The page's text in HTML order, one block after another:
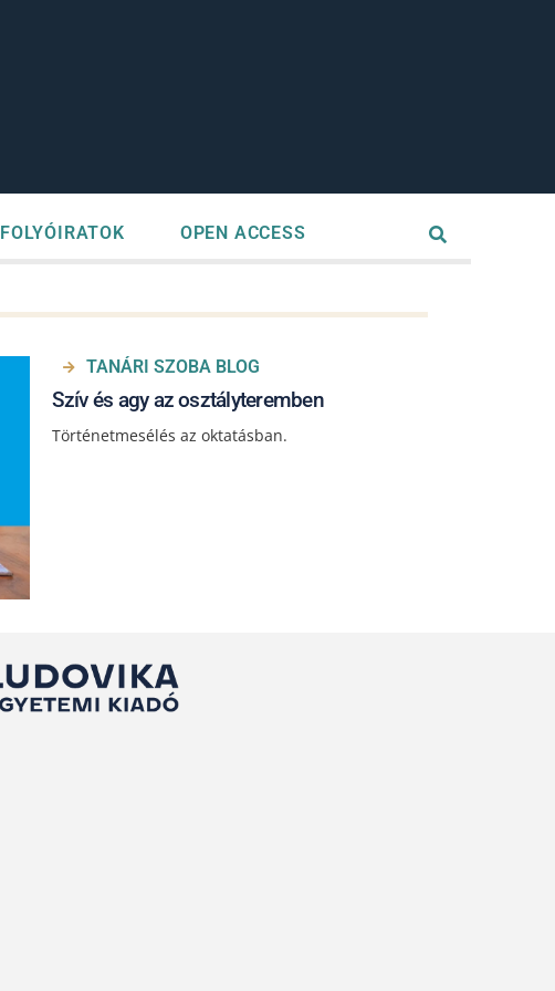
FOLYÓIRATOK OPEN ACCESS
TANÁRI SZOBA BLOG
Szív és agy az osztályteremben
Történetmesélés az oktatásban.